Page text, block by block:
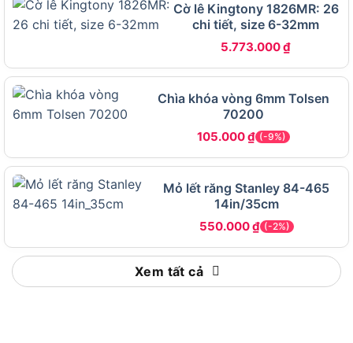
Đặc điểm và tính năng nổi bật của Chìa
khóa vòng 10mm Tolsen 70204
Cờ lê Kingtony 1826MR: 26
chi tiết, size 6-32mm
5.773.000₫
Chìa khóa vòng 6mm Tolsen
70200
105.000₫ (-9%)
Mỏ lết răng Stanley 84-465
14in/35cm
550.000₫ (-2%)
Xem tất cả